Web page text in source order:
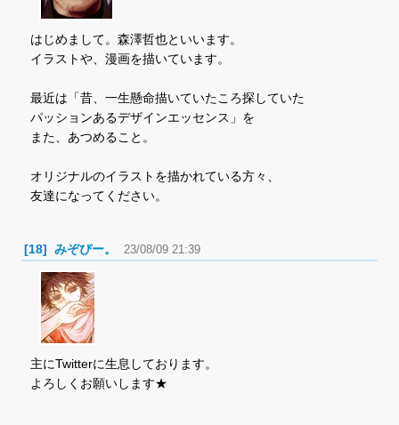
はじめまして。森澤哲也といいます。
イラストや、漫画を描いています。
最近は「昔、一生懸命描いていたころ探していた
パッションあるデザインエッセンス」を
また、あつめること。
オリジナルのイラストを描かれている方々、
友達になってください。
[18] みぞぴー。 23/08/09 21:39
主にTwitterに生息しております。
よろしくお願いします★